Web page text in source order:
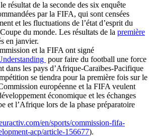
résultat de la seconde des six enquête
par la FIFA, qui sont censées
et les fluctuations de l’état d’esprit du
du monde. Les résultats de la première
en janvier.
et la FIFA ont signé
pour faire du football une force
dans les pays d’Afrique-Caraïbes-Pacifique
se tiendra pour la première fois sur le
européenne et la FIFA veulent
économique et les échanges
et l’Afrique lors de la phase préparatoire
en/sports/commission-fifa-
acp/article-156677).